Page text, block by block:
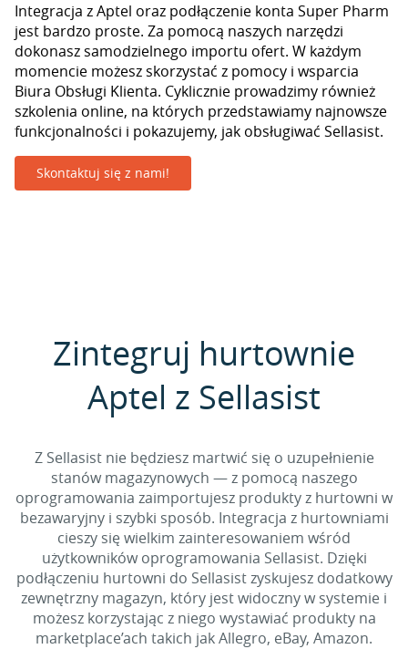
Integracja z Aptel oraz podłączenie konta Super Pharm
jest bardzo proste. Za pomocą naszych narzędzi
dokonasz samodzielnego importu ofert. W każdym
momencie możesz skorzystać z pomocy i wsparcia
Biura Obsługi Klienta. Cyklicznie prowadzimy również
szkolenia online, na których przedstawiamy najnowsze
funkcjonalności i pokazujemy, jak obsługiwać Sellasist.
Skontaktuj się z nami!
Zintegruj hurtownie
Aptel z Sellasist
Z Sellasist nie będziesz martwić się o uzupełnienie
stanów magazynowych — z pomocą naszego
oprogramowania zaimportujesz produkty z hurtowni w
bezawaryjny i szybki sposób. Integracja z hurtowniami
cieszy się wielkim zainteresowaniem wśród
użytkowników oprogramowania Sellasist. Dzięki
podłączeniu hurtowni do Sellasist zyskujesz dodatkowy
zewnętrzny magazyn, który jest widoczny w systemie i
możesz korzystając z niego wystawiać produkty na
marketplace’ach takich jak Allegro, eBay, Amazon.